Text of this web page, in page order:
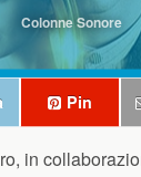
Colonne Sonore
Pin
in